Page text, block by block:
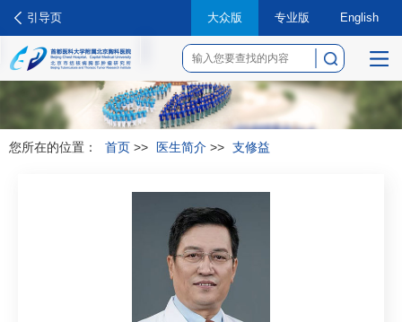
引导页 大众版 专业版 English
菜
您所在的位置： 首页 >> 医生简介 >> 支修益